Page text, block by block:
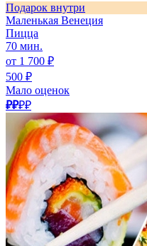
Подарок внутри
Маленькая Венеция
Пицца
70 мин.
от 1 700 ₽
500 ₽
Мало оценок
₽₽₽₽